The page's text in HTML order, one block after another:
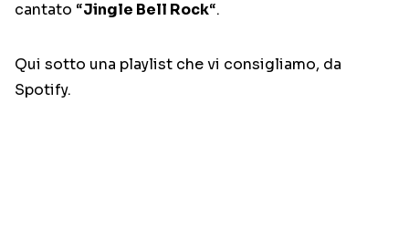
cantato “Jingle Bell Rock“.
Qui sotto una playlist che vi consigliamo, da
Spotify.